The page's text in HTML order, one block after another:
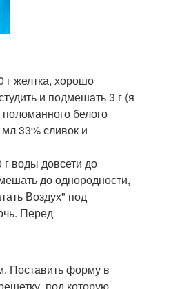
г желтка, хорошо
и подмешать 3 г (я
белого
33% сливок и
г воды довсети до
до однородности,
Воздух" под
Перед
Поставить форму в